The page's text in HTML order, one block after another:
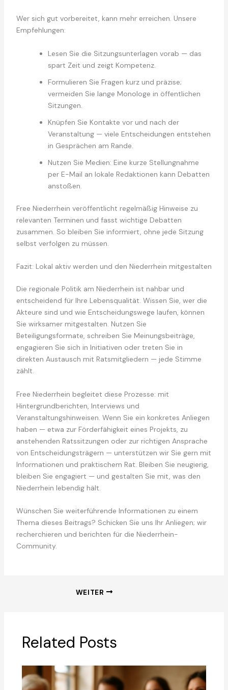
Wer sich gut vorbereitet, kann mehr erreichen. Unsere
Empfehlungen:
Lesen Sie die Sitzungsunterlagen vorab — das
spart Zeit und zeigt Kompetenz.
Formulieren Sie Fragen kurz und präzise;
vermeiden Sie lange Monologe in öffentlichen
Sitzungen.
Knüpfen Sie Kontakte vor und nach der
Veranstaltung — viele Entscheidungen entstehen
in Gesprächen am Rande.
Nutzen Sie Medien: Eine kurze Stellungnahme
per E-Mail an lokale Redaktionen kann Debatten
anstoßen.
Free Niederrhein veröffentlicht regelmäßig Hinweise zu
relevanten Terminen und fasst wichtige Debatten
zusammen. So bleiben Sie informiert, ohne jede Sitzung
selbst verfolgen zu müssen.
Fazit: Lokal aktiv werden und den Niederrhein mitgestalten
Die regionale Politik am Niederrhein ist nahbar und
entscheidend für Ihre Lebensqualität. Wissen Sie, wer die
Akteure sind und wie Entscheidungswege laufen, können
Sie wirksamer mitgestalten. Nutzen Sie
Beteiligungsformate, schreiben Sie Meinungsbeiträge,
engagieren Sie sich in Initiativen oder treten Sie in
direkten Austausch mit Ratsmitgliedern — jede Stimme
zählt.
Free Niederrhein begleitet diese Prozesse: mit
Hintergrundberichten, Interviews und
Veranstaltungshinweisen. Wenn Sie ein konkretes Anliegen
haben — etwa zur Förderfähigkeit eines Projekts, zu
anstehenden Ratssitzungen oder zur richtigen Ansprache
von Entscheidungsträgern — unterstützen wir Sie gern mit
Informationen und praktischem Rat. Bleiben Sie neugierig,
bleiben Sie engagiert — und gestalten Sie mit, was den
Niederrhein lebendig hält.
Wünschen Sie weiterführende Informationen zu einem
Thema dieses Beitrags? Schicken Sie uns Ihr Anliegen; wir
recherchieren und berichten für die Niederrhein-
Community.
WEITER
Related Posts